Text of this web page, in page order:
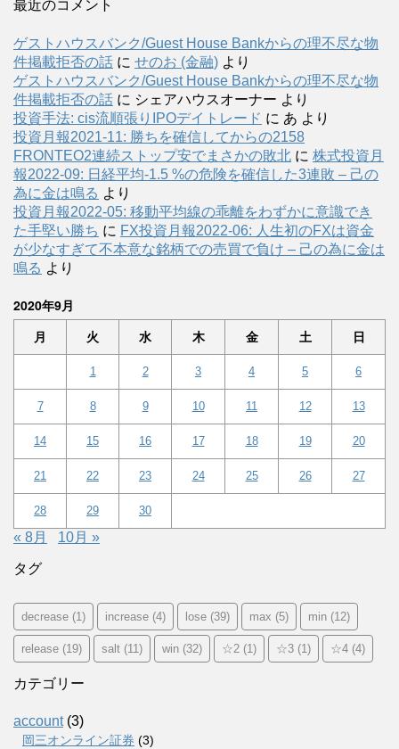
最近のコメント
ゲストハウスバンク/Guest House Bankからの理不尽な物
件掲載拒否の話 に せのお (金融) より
ゲストハウスバンク/Guest House Bankからの理不尽な物
件掲載拒否の話 に シェアハウスオーナー より
投資手法: cis流順張りIPOデイトレード に あ より
投資月報2021-11: 勝ちを確信してからの2158
FRONTEO2連続ストップ安でまさかの敗北 に 株式投資月
報2022-09: 日経平均-1.5 %の危険を確信した3連敗 – 己の
為に金は鳴る より
投資月報2022-05: 移動平均線の乖離をわずかに意識でき
た手堅い勝ち に FX投資月報2022-06: 人生初のFXは資金
が少なすぎて不本意な銘柄での売買で負け – 己の為に金は
鳴る より
2020年9月
月 火 水 木 金 土 日
1 2 3 4 5 6
7 8 9 10 11 12 13
14 15 16 17 18 19 20
21 22 23 24 25 26 27
28 29 30
« 8月 10月 »
タグ
decrease (1) increase (4) lose (39) max (5) min (12)
release (19) salt (11) win (32) ☆2 (1) ☆3 (1) ☆4 (4)
カテゴリー
account(3)
岡三オンライン証券 (3)